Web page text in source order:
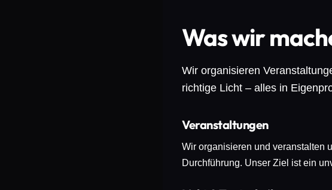
Was wir
Wir organisieren
richtige Licht – alles in
Veranstaltungen
Wir organisieren und veranstalten
Durchführung. Unser Ziel ist ein